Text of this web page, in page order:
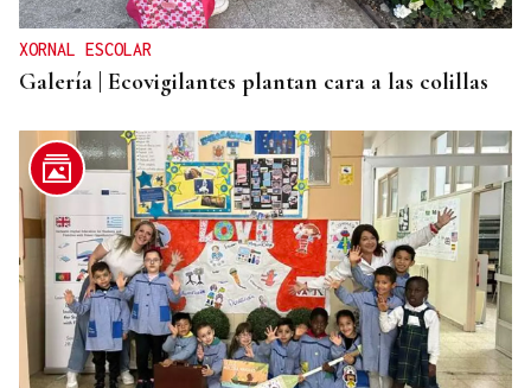
XORNAL ESCOLAR
Galería | Ecovigilantes plantan cara a las colillas